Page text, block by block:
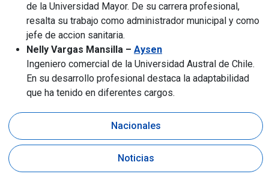
de la Universidad Mayor. De su carrera profesional,
resalta su trabajo como administrador municipal y como
jefe de accion sanitaria.
Nelly Vargas Mansilla – Aysen
Ingeniero comercial de la Universidad Austral de Chile.
En su desarrollo profesional destaca la adaptabilidad
que ha tenido en diferentes cargos.
Nacionales
Noticias